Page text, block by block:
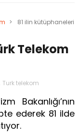
>
81 ilin kütüphaneleri
Telekom
Turk telekom
Bakanlığı’nın
ederek 81 ilde